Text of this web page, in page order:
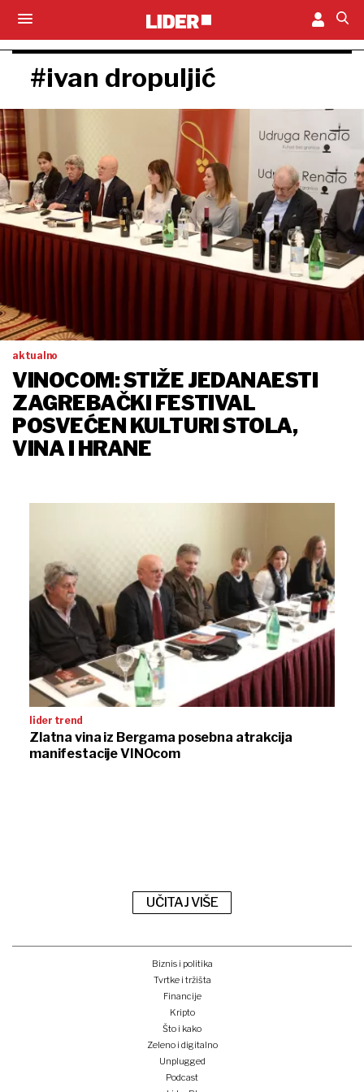
#ivan dropuljić
aktualno
VINOCOM: STIŽE JEDANAESTI
ZAGREBAČKI FESTIVAL
POSVEĆEN KULTURI STOLA,
VINA I HRANE
lider trend
Zlatna vina iz Bergama posebna atrakcija
manifestacije VINOcom
UČITAJ VIŠE
Biznis i politika
Tvrtke i tržišta
Financije
Kripto
Što i kako
Zeleno i digitalno
Unplugged
Podcast